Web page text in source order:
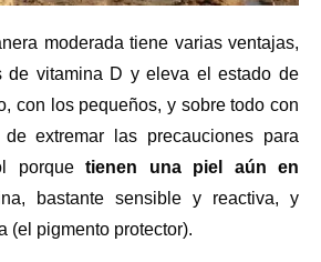
moderada tiene varias ventajas,
de vitamina D y eleva el estado de
con los pequeños, y sobre todo con
extremar las precauciones para
porque tienen una piel aún en
bastante sensible y reactiva, y
(el pigmento protector).